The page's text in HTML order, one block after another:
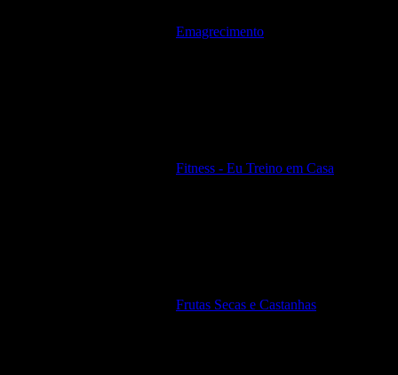
Emagrecimento
Fitness - Eu Treino em Casa
Frutas Secas e Castanhas